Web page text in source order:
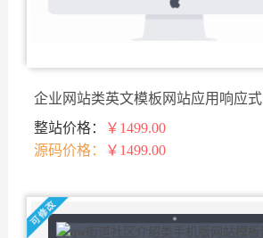
企业网站类英文模板网站应用响应式
网站
整站价格：
￥1499.00
源码价格：
￥1499.00